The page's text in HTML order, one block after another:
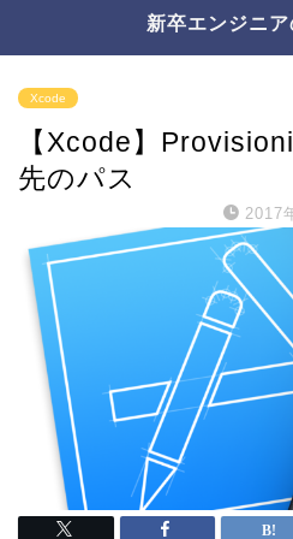
新卒エンジニ
Xcode
【Xcode】
先のパス
2017